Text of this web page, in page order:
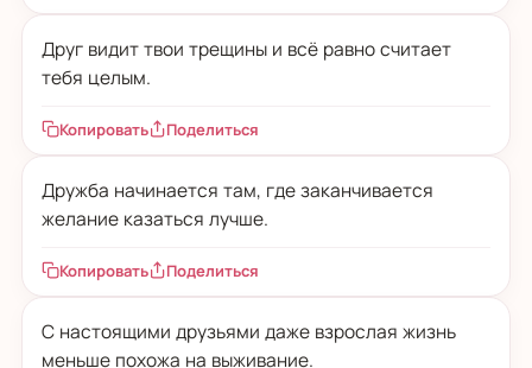
Друг видит твои трещины и всё равно считает
тебя целым.
Копировать Поделиться
Дружба начинается там, где заканчивается
желание казаться лучше.
Копировать Поделиться
С настоящими друзьями даже взрослая жизнь
меньше похожа на выживание.